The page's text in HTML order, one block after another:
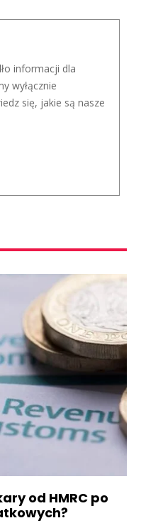
informacji dla
wyłącznie
się, jakie są nasze
od HMRC po